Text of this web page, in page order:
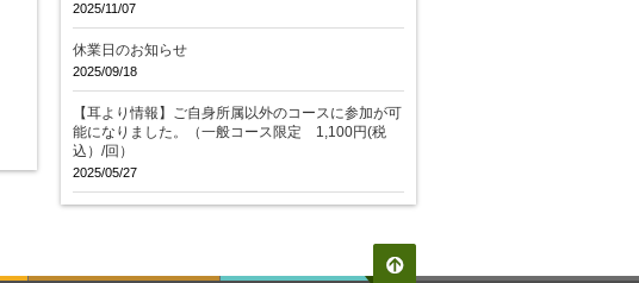
2025/11/07
休業日のお知らせ
2025/09/18
【耳より情報】ご自身所属以外のコースに参加が可
能になりました。（一般コース限定 1,100円(税
込）/回）
2025/05/27